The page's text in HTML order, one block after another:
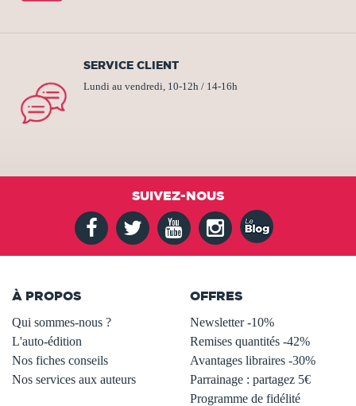
SERVICE CLIENT
Lundi au vendredi, 10-12h / 14-16h
SUIVEZ-NOUS
À PROPOS
Qui sommes-nous ?
L'auto-édition
Nos fiches conseils
Nos services aux auteurs
OFFRES
Newsletter -10%
Remises quantités -42%
Avantages libraires -30%
Parrainage : partagez 5€
Programme de fidélité